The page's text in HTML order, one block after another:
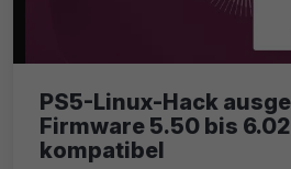
PS5-Linux-Hack
Firmware 5.50 bis
kompatibel